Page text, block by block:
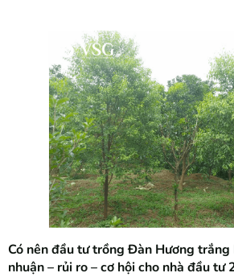
Có nên đầu tư trồng Đàn Hương trắng
nhuận – rủi ro – cơ hội cho nhà đầu tư